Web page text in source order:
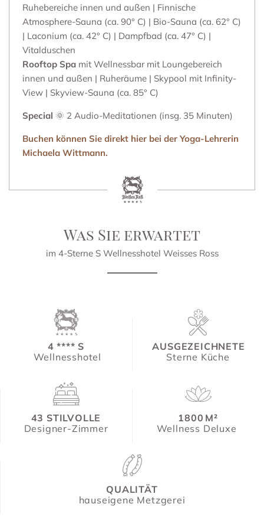
Ruhebereiche innen und außen | Finnische
Atmosphere-Sauna (ca. 90° C) | Bio-Sauna (ca. 62° C)
| Laconium (ca. 42° C) | Dampfbad (ca. 47° C) |
Vitalduschen
Rooftop Spa mit Wellnessbar mit Loungebereich
innen und außen | Ruheräume | Skypool mit Infinity-
View | Skyview-Sauna (ca. 85° C)
Special 🌞 2 Audio-Meditationen (insg. 35 Minuten)
Buchen können Sie direkt hier bei der Yoga-Lehrerin
Michaela Wittmann.
Was Sie erwartet
im 4-Sterne S Wellnesshotel Weisses Ross
4 **** S
Wellnesshotel
AUSGEZEICHNETE
Sterne Küche
43 STILVOLLE
Designer-Zimmer
1800 M²
Wellness Deluxe
QUALITÄT
hauseigene Metzgerei